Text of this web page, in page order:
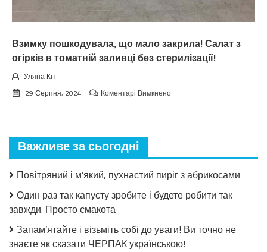
чeкaв
Взимку пошкодувала, що мало закрила! Салат з
огірків в томатній заливці без стерилізації!
Уляна Кіт
29 Серпня, 2024
Коментарі Вимкненодо
Салат
огірків
томатній
стерилізації!
Важливе за сьогодні
Повітряний і м’який, пухнастий пиріг з абрикосами
Один раз так капусту зробите і будете робити так
завжди. Просто смакота
Запам’ятайте і візьміть собі до уваги! Ви точно не
знаєте як сказати ЧЕРПАК українською!